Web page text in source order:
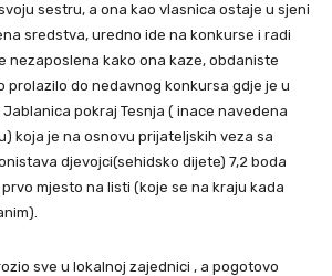
sestru, a ona kao vlasnica ostaje u sjeni
sredstva, uredno ide na konkurse i radi
nezaposlena kako ona kaze, obdaniste
prolazilo do nedavnog konkursa gdje je u
pokraj Tesnja ( inace navedena
koja je na osnovu prijateljskih veza sa
djevojci(sehidsko dijete) 7,2 boda
mjesto na listi (koje se na kraju kada
sve u lokalnoj zajednici , a pogotovo